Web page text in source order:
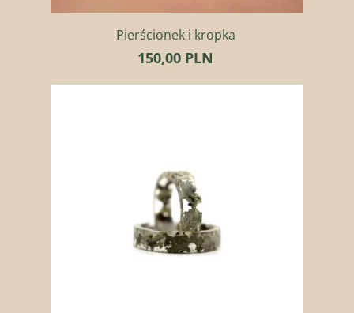
Pierścionek i kropka
150,00 PLN